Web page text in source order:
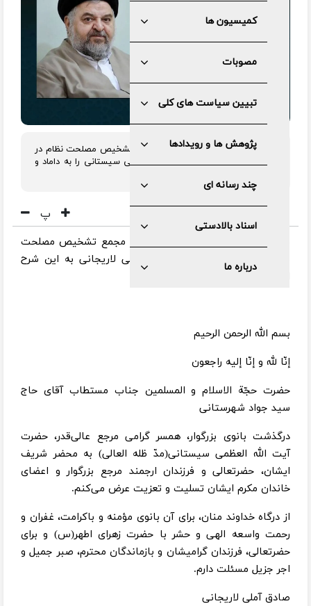
کمیسیون ها
مصوبات
تبیین سیاست های کلی
پژوهش ها و رویدادها
چند رسانه ای
اسناد بالادستی
درباره ما
آیت الله آملی لاریجانی، رئیس مجمع تشخیص مصلحت نظام در
پیامی درگذشت همسر آیت الله العظمی سیستانی را به داماد و
پ
به گزارش مرکز رسانه و روابط عمومی مجمع تشخیص مصلحت
نظام، متن پیام آیت الله صادق آملی لاریجانی به این شرح
بسم الله الرحمن الرحیم
إنّا لله و إنّا إلیه راجعون
حضرت حجّة الاسلام و المسلمین جناب مستطاب آقای حاج
سید جواد شهرستانی
درگذشت بانوی بزرگوار، همسر گرامی مرجع عالی‌قدر، حضرت
آیت الله العظمی سیستانی(مدّ ظله العالی) به محضر شریف
ایشان، حضرتعالی و فرزندان ارجمند مرجع بزرگوار و اعضای
خاندان مکرم ایشان تسلیت و تعزیت عرض می‌کنم.
از درگاه خداوند منان، برای آن بانوی مؤمنه و باکرامت، غفران و
رحمت واسعه الهی و حشر با حضرت زهرای اطهر(س) و برای
حضرتعالی، فرزندان گرامیشان و بازماندگان محترم، صبر جمیل و
اجر جزیل مسئلت دارم.
صادق آملی لاریجانی